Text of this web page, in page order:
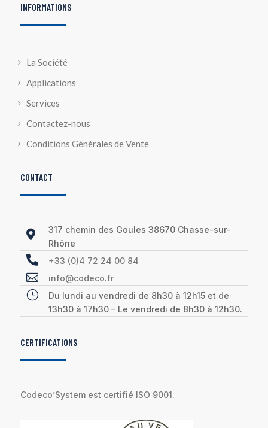
INFORMATIONS
La Société
Applications
Services
Contactez-nous
Conditions Générales de Vente
CONTACT

317 chemin des Goules 38670 Chasse-sur-
Rhône
 +33 (0)4 72 24 00 84
 info@codeco.fr
}
Du lundi au vendredi de 8h30 à 12h15 et de
13h30 à 17h30 – Le vendredi de 8h30 à 12h30.
CERTIFICATIONS
Codeco’System est certifié ISO 9001.